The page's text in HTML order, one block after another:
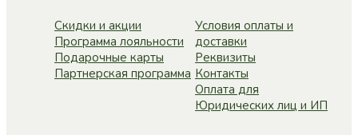
Скидки и акции
Программа лояльности
Подарочные карты
Партнерская программа
Условия оплаты и
доставки
Реквизиты
Контакты
Оплата для
Юридических лиц и ИП